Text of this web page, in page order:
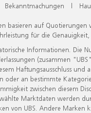
Bekanntmachungen |
basieren auf
für die
Informationen. Die
(zusammen
Haftungsausschluss
oder an bestimmte
zwischen diesem
Marktdaten werden
von UBS. Andere Marken